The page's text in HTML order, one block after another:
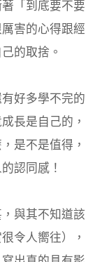
「到底要不要
害的心得跟經
的取捨。
好多學不完的
長是自己的，
是不是值得，
認同感！
與其不知道該
令人嚮往），